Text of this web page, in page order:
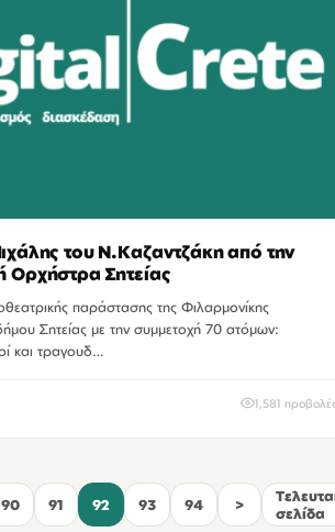
του Ν.Καζαντζάκη από την
Ορχήστρα Σητείας
παράστασης της Φιλαρμονίκης
Σητείας με την συμμετοχή 70 ατόμων:
και τραγουδ…
1,581
90 91 92 93 94 >
σελίδα